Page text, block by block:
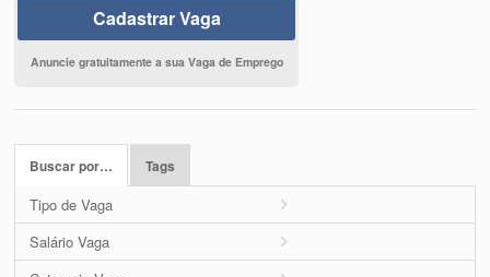
Cadastrar Vaga
Anuncie gratuitamente a sua Vaga de Emprego
Buscar por… Tags
Tipo de Vaga
Salário Vaga